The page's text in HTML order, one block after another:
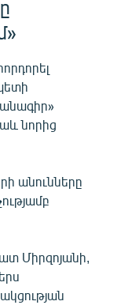
նորից
անունները
Միրզոյանի,